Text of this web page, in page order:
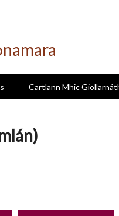
Cartlann Mhic